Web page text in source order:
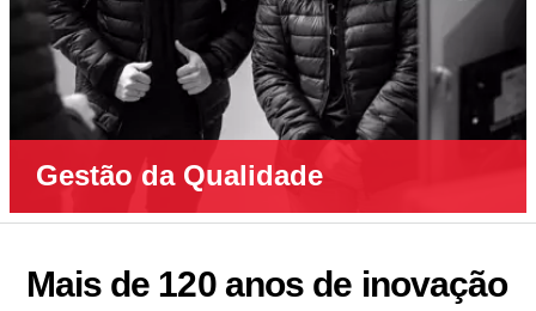
Gestão da Qualidade
Mais de 120 anos de inovação